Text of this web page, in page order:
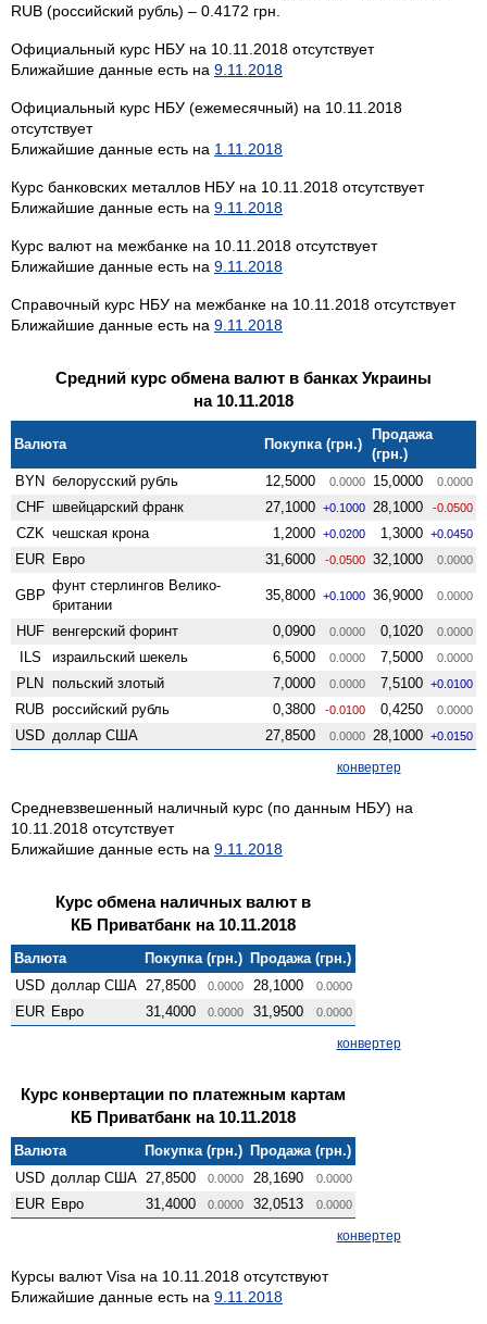
RUB (российский рубль) – 0.4172 грн.
Официальный курс НБУ на 10.11.2018 отсутствует
Ближайшие данные есть на 9.11.2018
Официальный курс НБУ (ежемесячный) на 10.11.2018
отсутствует
Ближайшие данные есть на 1.11.2018
Курс банковских металлов НБУ на 10.11.2018 отсутствует
Ближайшие данные есть на 9.11.2018
Курс валют на межбанке на 10.11.2018 отсутствует
Ближайшие данные есть на 9.11.2018
Справочный курс НБУ на межбанке на 10.11.2018 отсутствует
Ближайшие данные есть на 9.11.2018
Средний курс обмена валют в банках Украины
на 10.11.2018
Валюта Покупка (грн.)
Продажа
(грн.)
BYN белорусский рубль 12,5000 0.0000 15,0000 0.0000
CHF швейцарский франк 27,1000 +0.1000 28,1000 -0.0500
CZK чешская крона 1,2000 +0.0200 1,3000 +0.0450
EUR Евро 31,6000 -0.0500 32,1000 0.0000
GBP
фунт стерлингов Велико­
британии
35,8000 +0.1000 36,9000 0.0000
HUF венгерский форинт 0,0900 0.0000 0,1020 0.0000
ILS израильский шекель 6,5000 0.0000 7,5000 0.0000
PLN польский злотый 7,0000 0.0000 7,5100 +0.0100
RUB российский рубль 0,3800 -0.0100 0,4250 0.0000
USD доллар США 27,8500 0.0000 28,1000 +0.0150
конвертер
Средневзвешенный наличный курс (по данным НБУ) на
10.11.2018 отсутствует
Ближайшие данные есть на 9.11.2018
Курс обмена наличных валют в
КБ Приватбанк на 10.11.2018
Валюта Покупка (грн.) Продажа (грн.)
USD доллар США 27,8500 0.0000 28,1000 0.0000
EUR Евро 31,4000 0.0000 31,9500 0.0000
конвертер
Курс конвертации по платежным картам
КБ Приватбанк на 10.11.2018
Валюта Покупка (грн.) Продажа (грн.)
USD доллар США 27,8500 0.0000 28,1690 0.0000
EUR Евро 31,4000 0.0000 32,0513 0.0000
конвертер
Курсы валют Visa на 10.11.2018 отсутствуют
Ближайшие данные есть на 9.11.2018